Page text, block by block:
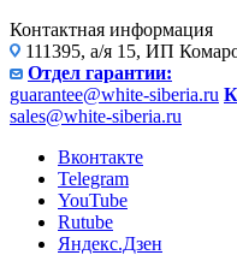
Контактная информация
111395, а/я 15, ИП
Отдел гарантии:
guarantee@white-siberia.ru
sales@white-siberia.ru
Вконтакте
Telegram
YouTube
Rutube
Яндекс.Дзен